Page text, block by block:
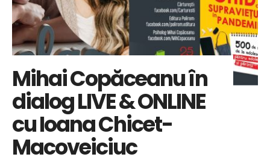
Mihai Copăceanu în
dialog LIVE & ONLINE
cu Ioana Chicet-
Macoveiciuc